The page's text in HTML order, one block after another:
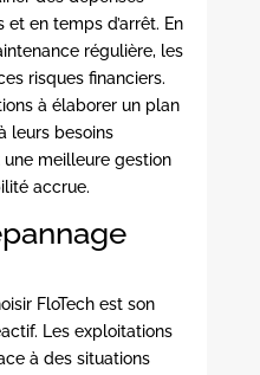
en temps d’arrêt. En
régulière, les
risques financiers.
à élaborer un plan
leurs besoins
meilleure gestion
accrue.
FloTech est son
Les exploitations
à des situations